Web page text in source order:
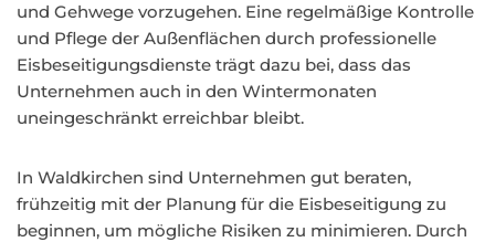
und Gehwege vorzugehen. Eine regelmäßige Kontrolle
und Pflege der Außenflächen durch professionelle
Eisbeseitigungsdienste trägt dazu bei, dass das
Unternehmen auch in den Wintermonaten
uneingeschränkt erreichbar bleibt.
In Waldkirchen sind Unternehmen gut beraten,
frühzeitig mit der Planung für die Eisbeseitigung zu
beginnen, um mögliche Risiken zu minimieren. Durch